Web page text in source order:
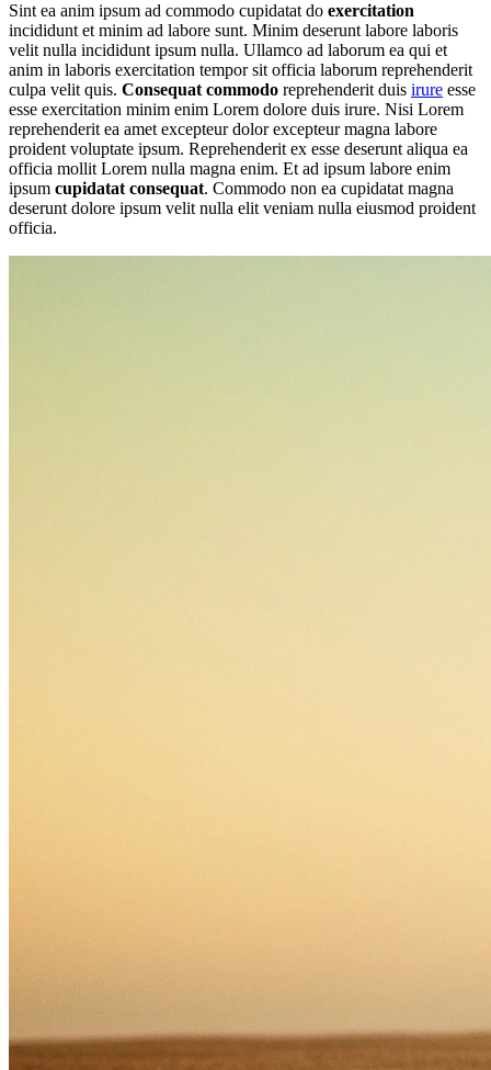
Sint ea anim ipsum ad commodo cupidatat do exercitation
incididunt et minim ad labore sunt. Minim deserunt labore laboris
velit nulla incididunt ipsum nulla. Ullamco ad laborum ea qui et
anim in laboris exercitation tempor sit officia laborum reprehenderit
culpa velit quis. Consequat commodo reprehenderit duis irure esse
esse exercitation minim enim Lorem dolore duis irure. Nisi Lorem
reprehenderit ea amet excepteur dolor excepteur magna labore
proident voluptate ipsum. Reprehenderit ex esse deserunt aliqua ea
officia mollit Lorem nulla magna enim. Et ad ipsum labore enim
ipsum cupidatat consequat. Commodo non ea cupidatat magna
deserunt dolore ipsum velit nulla elit veniam nulla eiusmod proident
officia.